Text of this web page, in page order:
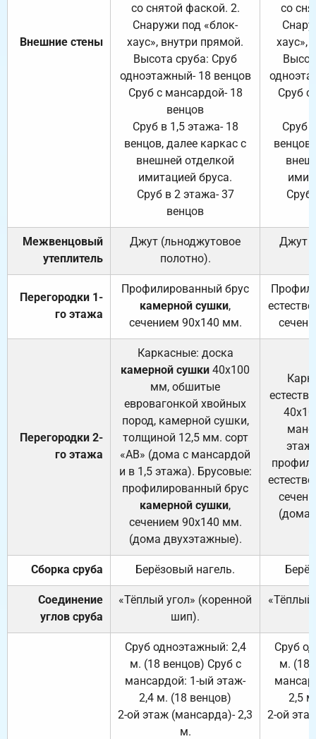
Внешние стены
со снятой фаской. 2.
Снаружи под «блок-
хаус», внутри прямой.
Высота сруба: Сруб
одноэтажный- 18 венцов
Сруб с мансардой- 18
венцов
Сруб в 1,5 этажа- 18
венцов, далее каркас с
внешней отделкой
имитацией бруса.
Сруб в 2 этажа- 37
венцов
со
хаус»,
Сруб с
Сруб
Сруб
Межвенцовый
утеплитель
Джут (льноджутовое
полотно).
Джут
Перегородки 1-
го этажа
Профилированный брус
камерной сушки,
сечением 90х140 мм.
Перегородки 2-
го этажа
Каркасные: доска
камерной сушки 40х100
мм, обшитые
евровагонкой хвойных
пород, камерной сушки,
толщиной 12,5 мм. сорт
«АВ» (дома с мансардой
и в 1,5 этажа). Брусовые:
профилированный брус
камерной сушки,
сечением 90х140 мм.
(дома двухэтажные).
(дома
Сборка сруба Берёзовый нагель.
Соединение
углов сруба
«Тёплый угол» (коренной
шип).
«Тёплый
Сруб одноэтажный: 2,4
м. (18 венцов) Сруб с
мансардой: 1-ый этаж-
2,4 м. (18 венцов)
2-ой этаж (мансарда)- 2,3
м.
Сруб
м. (18
2,5
2-ой